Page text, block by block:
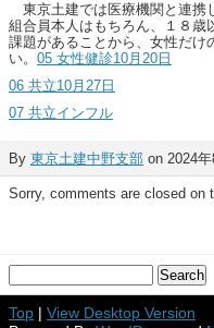
東京土建では医療機関と連携
組合員本人はもちろん、１８歳
課題があることから、女性だけ
い。 05 女性健診10月20日
06 共立10月27日
07 共立インフル
By 東京土建中野支部 on 2024
Sorry, comments are closed on
Top | View Desktop Version